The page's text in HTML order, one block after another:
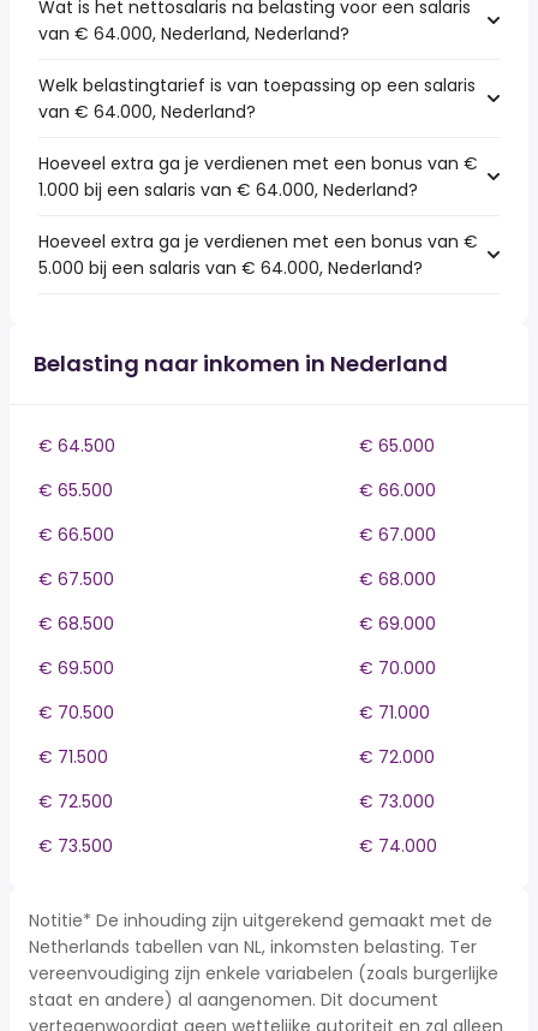
Wat is het nettosalaris na belasting voor een salaris
van € 64.000, Nederland, Nederland?
Welk belastingtarief is van toepassing op een salaris
van € 64.000, Nederland?
Hoeveel extra ga je verdienen met een bonus van €
1.000 bij een salaris van € 64.000, Nederland?
Hoeveel extra ga je verdienen met een bonus van €
5.000 bij een salaris van € 64.000, Nederland?
Belasting naar inkomen in Nederland
€ 64.500
€ 65.000
€ 65.500
€ 66.000
€ 66.500
€ 67.000
€ 67.500
€ 68.000
€ 68.500
€ 69.000
€ 69.500
€ 70.000
€ 70.500
€ 71.000
€ 71.500
€ 72.000
€ 72.500
€ 73.000
€ 73.500
€ 74.000
Notitie* De inhouding zijn uitgerekend gemaakt met de
Netherlands tabellen van NL, inkomsten belasting. Ter
vereenvoudiging zijn enkele variabelen (zoals burgerlijke
staat en andere) al aangenomen. Dit document
vertegenwoordigt geen wettelijke autoriteit en zal alleen